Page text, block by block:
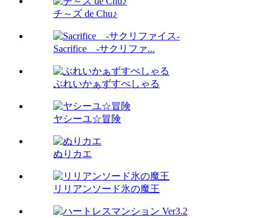
チ～ズ de Chu♪
Sacrifice -サクリファ...
ぶれいかぁずすぺしゃる
ヤシーユ☆冒険
ぬりカエ
リリアンソード氷の魔王